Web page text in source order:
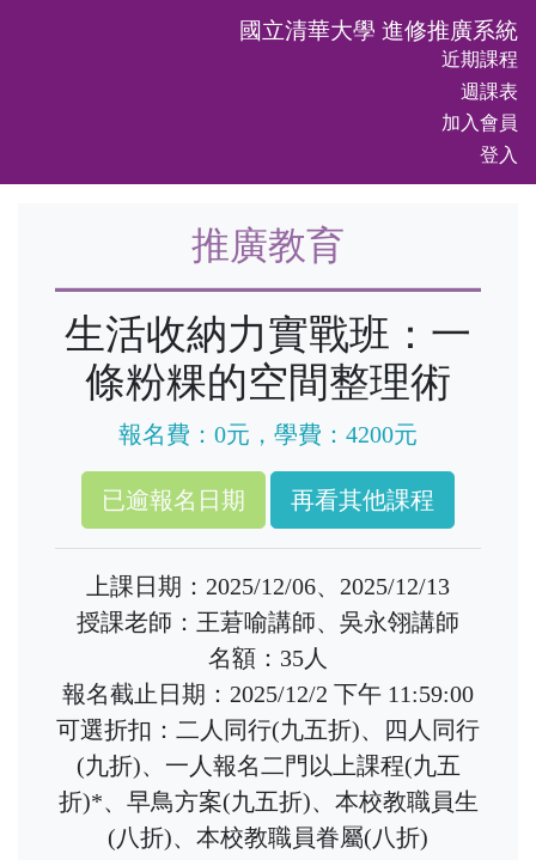
國立清華大學 進修推廣系統
近期課程
週課表
加入會員
登入
推廣教育
生活收納力實戰班：一
條粉粿的空間整理術
報名費：0元，學費：4200元
再看其他課程
上課日期：2025/12/06、2025/12/13
授課老師：王莙喻講師、吳永翎講師
名額：35人
報名截止日期：2025/12/2 下午 11:59:00
可選折扣：二人同行(九五折)、四人同行
(九折)、一人報名二門以上課程(九五
折)*、早鳥方案(九五折)、本校教職員生
(八折)、本校教職員眷屬(八折)